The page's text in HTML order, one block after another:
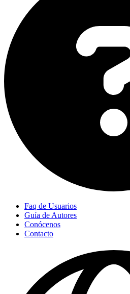
Faq de Usuarios
Guía de Autores
Conócenos
Contacto